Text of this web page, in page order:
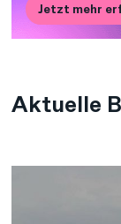
Jetzt mehr
Aktuelle